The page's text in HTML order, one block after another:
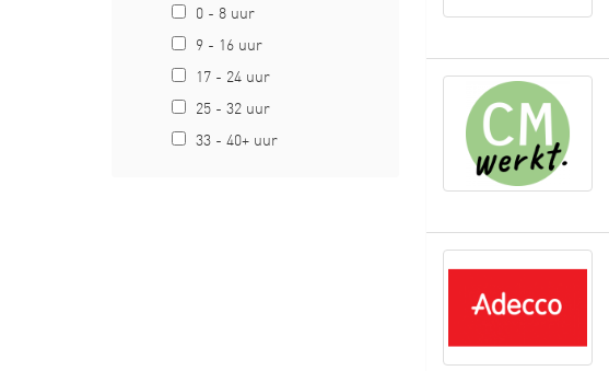
0 - 8 uur
9 - 16 uur
17 - 24 uur
25 - 32 uur
33 - 40+ uur